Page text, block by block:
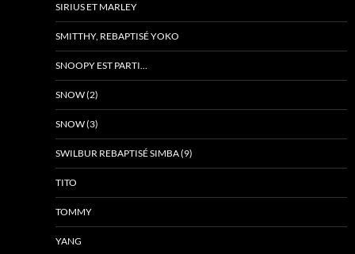
SIRIUS ET MARLEY
SMITTHY, REBAPTISÉ YOKO
SNOOPY EST PARTI…
SNOW (2)
SNOW (3)
SWILBUR REBAPTISÉ SIMBA (9)
TITO
TOMMY
YANG